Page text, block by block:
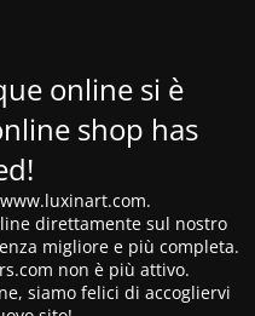
online si è
shop has
direttamente sul nostro
migliore e più completa.
non è più attivo.
siamo felici di accogliervi